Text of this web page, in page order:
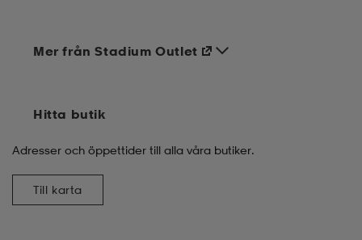
Mer från Stadium Outlet
Hitta butik
Adresser och öppettider till alla våra butiker.
Till karta